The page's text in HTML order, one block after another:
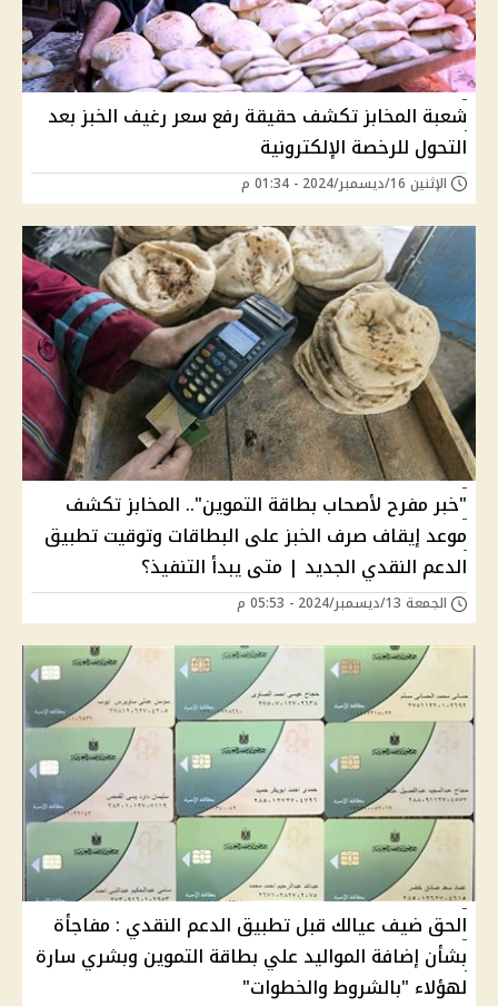
شعبة المخابز تكشف حقيقة رفع سعر رغيف الخبز بعد
التحول للرخصة الإلكترونية
الإثنين 16/ديسمبر/2024 - 01:34 م
"خبر مفرح لأصحاب بطاقة التموين".. المخابز تكشف
موعد إيقاف صرف الخبز على البطاقات وتوقيت تطبيق
الدعم النقدي الجديد | متى يبدأ التنفيذ؟
الجمعة 13/ديسمبر/2024 - 05:53 م
الحق ضيف عيالك قبل تطبيق الدعم النقدي : مفاجأة
بشأن إضافة المواليد علي بطاقة التموين وبشري سارة
لهؤلاء "بالشروط والخطوات"